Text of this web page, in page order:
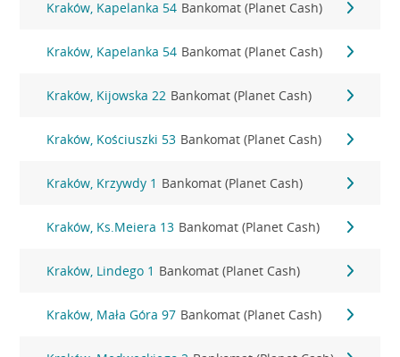
Kraków, Kapelanka 54 Bankomat (Planet Cash)
Kraków, Kapelanka 54 Bankomat (Planet Cash)
Kraków, Kijowska 22 Bankomat (Planet Cash)
Kraków, Kościuszki 53 Bankomat (Planet Cash)
Kraków, Krzywdy 1 Bankomat (Planet Cash)
Kraków, Ks.Meiera 13 Bankomat (Planet Cash)
Kraków, Lindego 1 Bankomat (Planet Cash)
Kraków, Mała Góra 97 Bankomat (Planet Cash)